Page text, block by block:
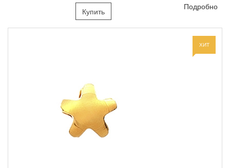
Купить Подробно
ХИТ